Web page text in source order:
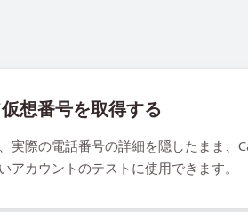
想番号を取得する
実際の電話番号の詳細を隠したまま
アカウントのテストに使用できます。